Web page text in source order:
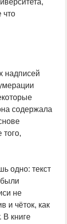
что
надписей
содержала
одно: текст
не
и чёток, как
В книге